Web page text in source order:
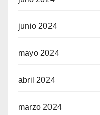
junio 2024
mayo 2024
abril 2024
marzo 2024